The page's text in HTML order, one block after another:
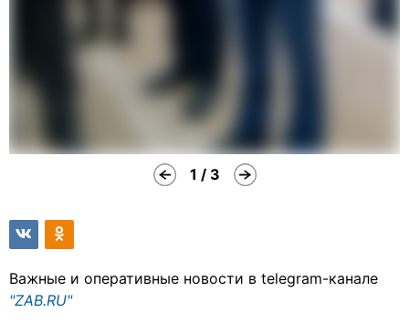
1 / 3
Важные и оперативные новости в telegram-канале
"ZAB.RU"